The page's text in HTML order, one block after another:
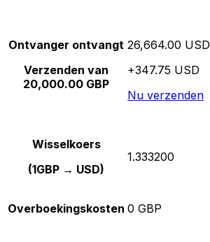
Ontvanger ontvangt
Verzenden van
20,000.00 GBP
26,664.00 USD
+347.75 USD
Nu verzenden
Wisselkoers
(1GBP → USD)
1.333200
Overboekingskosten 0 GBP